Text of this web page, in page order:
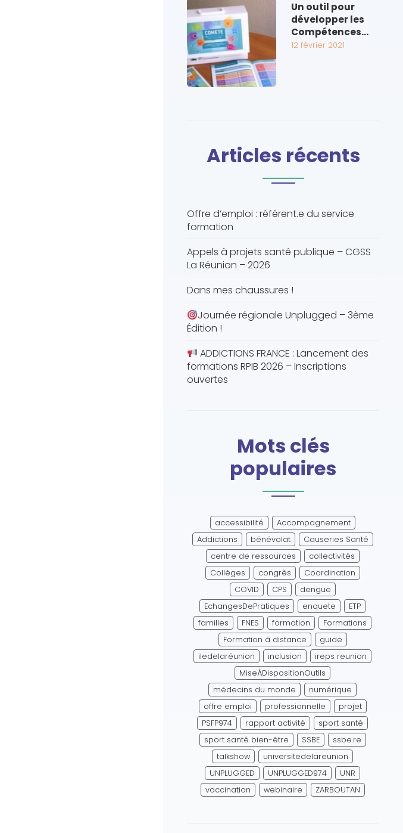
Un outil pour
développer les
Compétences…
12 février 2021
Articles récents
Offre d’emploi : référent.e du service
formation
Appels à projets santé publique – CGSS
La Réunion – 2026
Dans mes chaussures !
Journée régionale Unplugged – 3ème
Édition !
ADDICTIONS FRANCE : Lancement des
formations RPIB 2026 – Inscriptions
ouvertes
Mots clés
populaires
accessibilité
Accompagnement
Addictions
bénévolat
Causeries Santé
centre de ressources
collectivités
Collèges
congrès
Coordination
COVID
CPS
dengue
EchangesDePratiques
enquete
ETP
familles
FNES formation
Formations
Formation à distance
guide
iledelaréunion
inclusion
ireps reunion
MiseÀDispositionOutils
médecins du monde
numérique
offre emploi
professionnelle
projet
PSFP974
rapport activité
sport santé
sport santé bien-être
SSBE
ssbe.re
talkshow
universitedelareunion
UNPLUGGED
UNPLUGGED974
UNR
vaccination
webinaire ZARBOUTAN